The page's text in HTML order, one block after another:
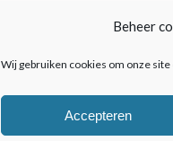
Beheer
Wij gebruiken cookies om onze
Accepteren
Privacyreglement